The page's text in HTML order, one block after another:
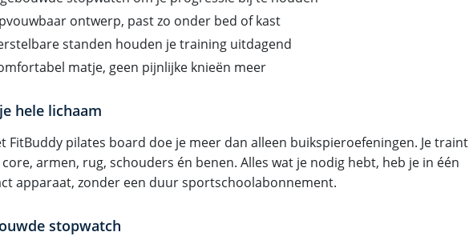
ontwerp, past zo onder bed of kast
standen houden je training uitdagend
matje, geen pijnlijke knieën meer
hele lichaam
FitBuddy pilates board doe je meer dan alleen buikspieroefeningen. Je traint
core, armen, rug, schouders én benen. Alles wat je nodig hebt, heb je in één
apparaat, zonder een duur sportschoolabonnement.
stopwatch